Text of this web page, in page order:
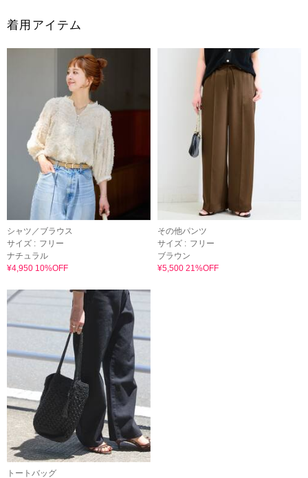
着用アイテム
シャツ／ブラウス
サイズ : フリー
ナチュラル
¥4,950 10%OFF
その他パンツ
サイズ : フリー
ブラウン
¥5,500 21%OFF
トートバッグ